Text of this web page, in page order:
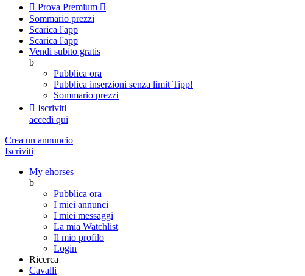
 Prova Premium 
Sommario prezzi
Scarica l'app
Scarica l'app
Vendi subito gratis
b
Pubblica ora
Pubblica inserzioni senza limit Tipp!
Sommario prezzi
 Iscriviti
accedi qui
Crea un annuncio
Iscriviti
My ehorses
b
Pubblica ora
I miei annunci
I miei messaggi
La mia Watchlist
Il mio profilo
Login
Ricerca
Cavalli